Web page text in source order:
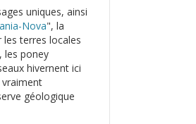
uniques, ainsi
Nova", la
les terres locales
les poney
hivernent ici
vraiment
géologique